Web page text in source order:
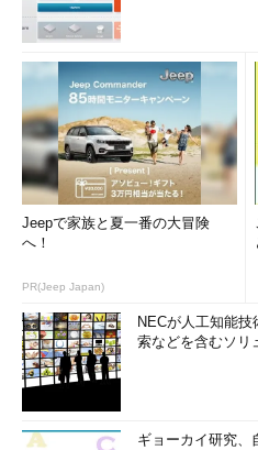
Jeepで家族と夏一番の大冒険
へ！
PR(Jeep Japan)
NECが人工知能
索などを含むソリ
ギョーカイ研究